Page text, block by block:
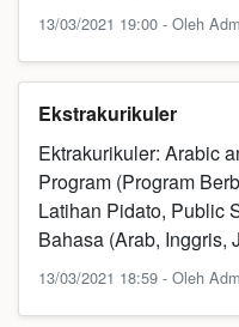
13/03/2021 19:00 - Oleh
Ekstrakurikuler
Ektrakurikuler: Arabic
Program (Program
Latihan Pidato, Public
Bahasa (Arab, Inggris,
13/03/2021 18:59 - Oleh